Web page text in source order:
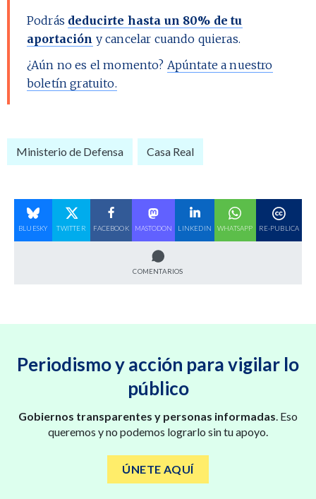
Podrás deducirte hasta un 80% de tu
aportación y cancelar cuando quieras.
¿Aún no es el momento? Apúntate a nuestro
boletín gratuito.
Ministerio de Defensa Casa Real
BLUESKY TWITTER FACEBOOK MASTODON LINKEDIN WHATSAPP RE-PUBLICA
COMENTARIOS
Periodismo y acción para vigilar lo
público
Gobiernos transparentes y personas informadas. Eso
queremos y no podemos lograrlo sin tu apoyo.
ÚNETE AQUÍ